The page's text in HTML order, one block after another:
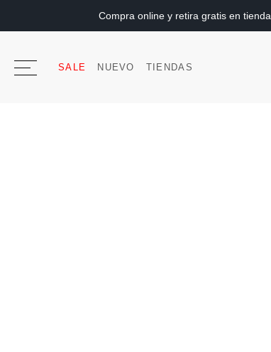
Compra online y retira gratis en tienda
SALE NUEVO TIENDAS